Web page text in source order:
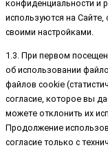
конфиденциальности и
используются на
своими настройками.
1.3. При первом
об использовании
файлов cookie
согласие, которое вы
можете отклонить их
Продолжение
согласие только с